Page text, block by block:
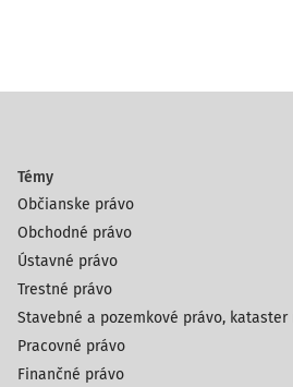
Témy
Občianske právo
Obchodné právo
Ústavné právo
Trestné právo
Stavebné a pozemkové právo,
Pracovné právo
Finančné právo